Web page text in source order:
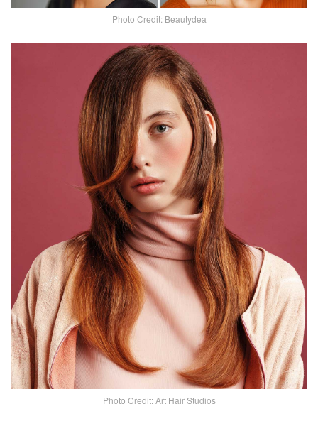
Photo Credit: Beautydea
Photo Credit: Art Hair Studios